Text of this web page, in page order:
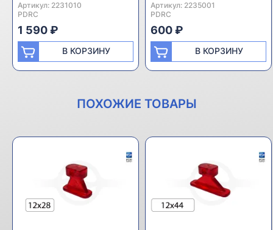
Артикул: 2231010
Производитель:
PDRC
1 590 ₽
В КОРЗИНУ
Артикул: 2235001
Производитель:
PDRC
600 ₽
В КОРЗИНУ
ПОХОЖИЕ ТОВАРЫ